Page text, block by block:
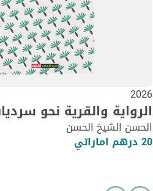
2026
الرواية والقرية نحو
الحسن الشيخ الحسن
20 درهم اماراتي